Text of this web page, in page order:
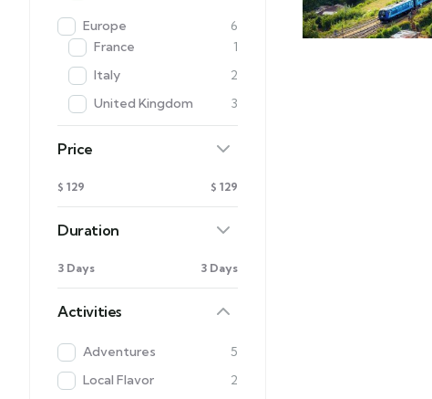
Europe
6
France
1
Italy
2
United Kingdom
3
Price
$ 129 $ 129
Duration
3 Days 3 Days
Activities
Adventures
5
Local Flavor
2